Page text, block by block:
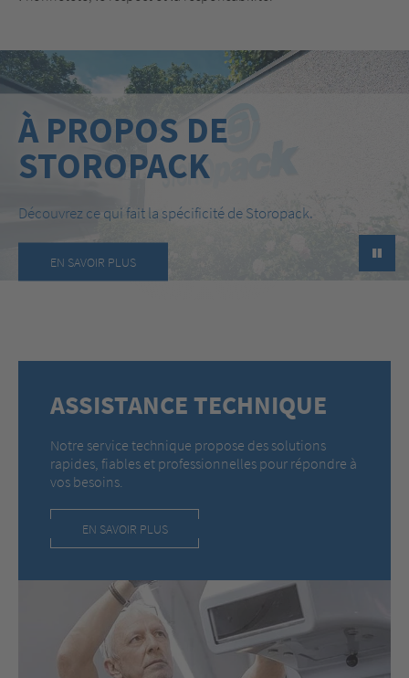
►
À PROPOS DE
STOROPACK
Découvrez ce qui fait la spécificité de Storopack.
EN SAVOIR PLUS
ASSISTANCE TECHNIQUE
Notre service technique propose des solutions
rapides, fiables et professionnelles pour répondre à
vos besoins.
EN SAVOIR PLUS